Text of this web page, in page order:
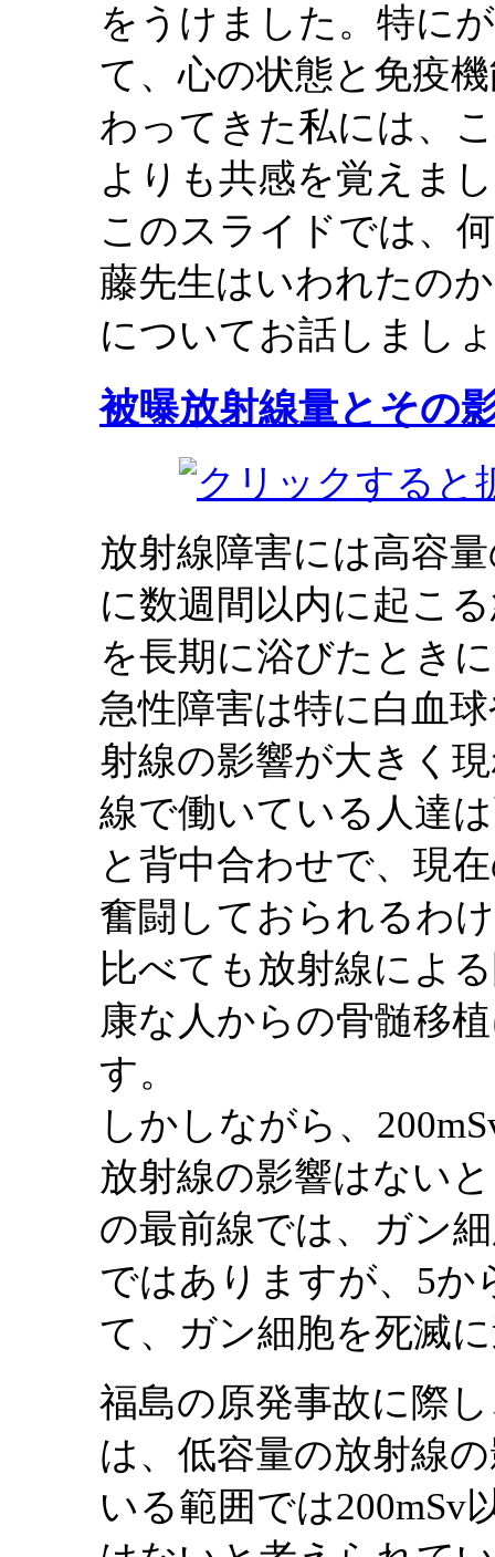
をうけました。特に
て、心の状態と免疫
わってきた私には、
よりも共感を覚えま
このスライドでは、
藤先生はいわれたの
についてお話しまし
被曝放射線量とその
放射線障害には高容
に数週間以内に起こ
を長期に浴びたとき
急性障害は特に白血
射線の影響が大きく
線で働いている人達
と背中合わせで、現
奮闘しておられるわ
比べても放射線によ
康な人からの骨髄移
す。
しかしながら、
放射線の影響はない
の最前線では、ガン
ではありますが、5か
て、ガン細胞を死滅
福島の原発事故に際
は、低容量の放射線
いる範囲では200mSv